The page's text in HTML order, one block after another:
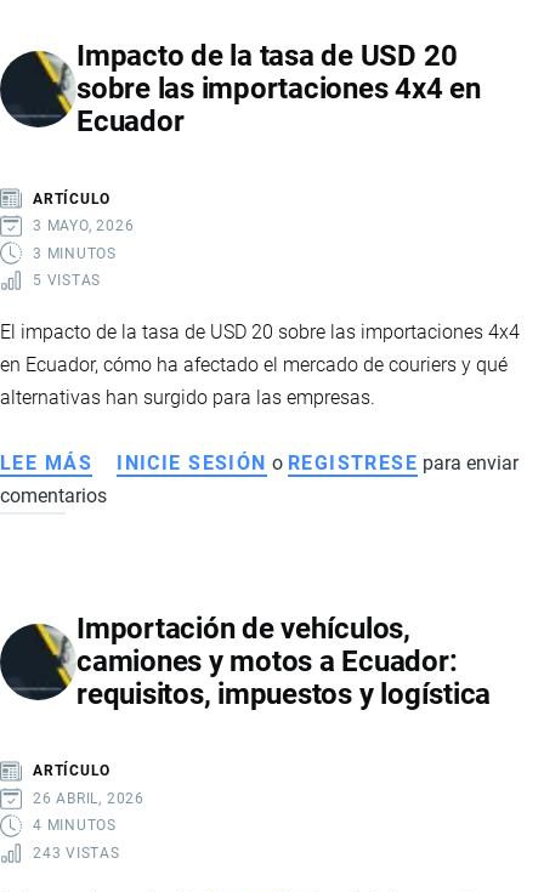
LICOR
A
ECUADOR
LÍMITES,
IMPUESTOS
Y
Impacto de la tasa de USD 20
sobre las importaciones 4x4 en
Ecuador
ARTÍCULO
3 MAYO, 2026
3 MINUTOS
5 VISTAS
El impacto de la tasa de USD 20 sobre las importaciones 4x4
en Ecuador, cómo ha afectado el mercado de couriers y qué
alternativas han surgido para las empresas.
LEE MÁS SOBRE
IMPACTO
DE
USD
20
IMPORTACIONES
4X4
EN
INICIE SESIÓN o REGISTRESE para enviar
comentarios
Importación de vehículos,
camiones y motos a Ecuador:
requisitos, impuestos y logística
ARTÍCULO
26 ABRIL, 2026
4 MINUTOS
243 VISTAS